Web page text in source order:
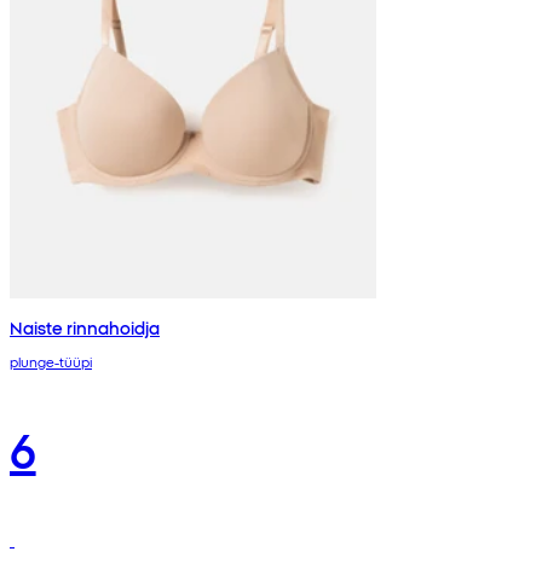
Naiste rinnahoidja
plunge-tüüpi
6